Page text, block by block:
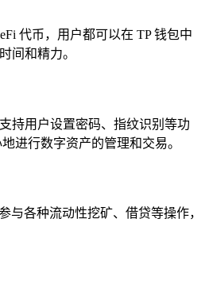
代币，用户都可以在 TP 钱包中
间和精力。
持用户设置密码、指纹识别等功
进行数字资产的管理和交易。
与各种流动性挖矿、借贷等操作，